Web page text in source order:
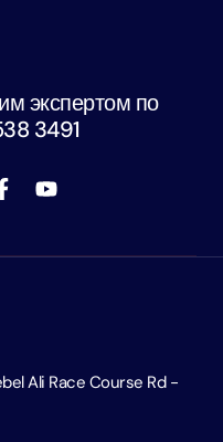
экспертом по
3491
Ali Race Course Rd -